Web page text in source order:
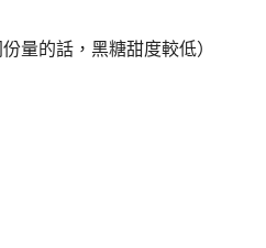
量的話，黑糖甜度較低）